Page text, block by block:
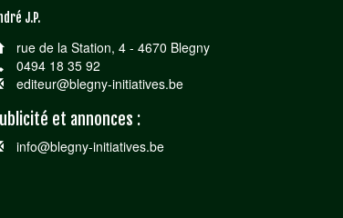
J.P.
rue de la Station, 4 - 4670 Blegny
0494 18 35 92
editeur@blegny-initiatives.be
et annonces :
info@blegny-initiatives.be